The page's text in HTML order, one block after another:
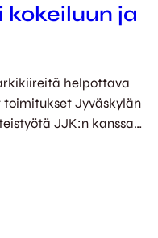
kokeiluun ja
helpottava
Jyväskylän
JJK:n kanssa
Tilaamalla
bit.ly/JJKkampanja